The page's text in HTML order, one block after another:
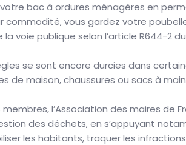
votre bac à ordures ménagères en
commodité, vous gardez votre
voie publique selon l’article R644-2
se sont encore durcies dans
de maison, chaussures ou sacs à
l’Association des maires de
des déchets, en s’appuyant
les habitants, traquer les